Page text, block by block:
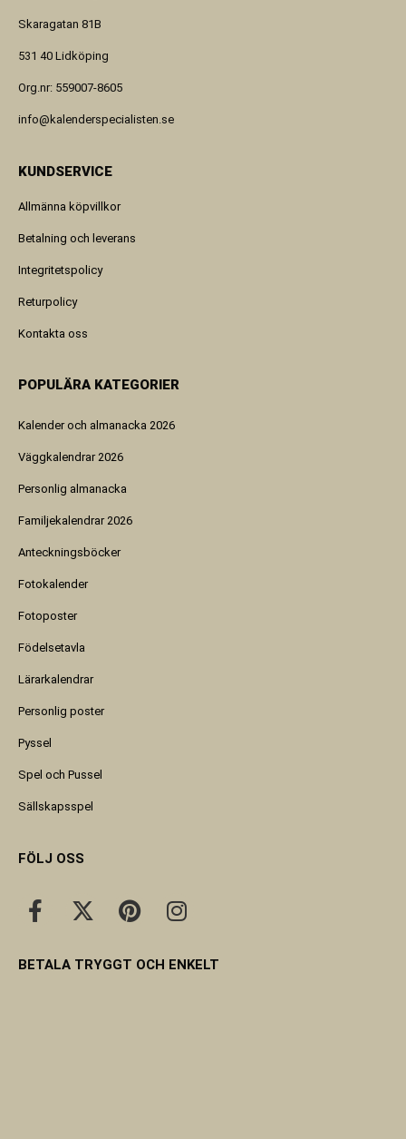
Skaragatan 81B
531 40 Lidköping
Org.nr: 559007-8605
info@kalenderspecialisten.se
KUNDSERVICE
Allmänna köpvillkor
Betalning och leverans
Integritetspolicy
Returpolicy
Kontakta oss
POPULÄRA KATEGORIER
Kalender och almanacka 2026
Väggkalendrar 2026
Personlig almanacka
Familjekalendrar 2026
Anteckningsböcker
Fotokalender
Fotoposter
Födelsetavla
Lärarkalendrar
Personlig poster
Pyssel
Spel och Pussel
Sällskapsspel
FÖLJ OSS
BETALA TRYGGT OCH ENKELT